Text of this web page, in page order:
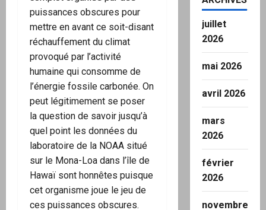
puissances obscures pour
mettre en avant ce soit-disant
réchauffement du climat
provoqué par l’activité
humaine qui consomme de
l’énergie fossile carbonée. On
peut légitimement se poser
la question de savoir jusqu’à
quel point les données du
laboratoire de la NOAA situé
sur le Mona-Loa dans l’île de
Hawaï sont honnêtes puisque
cet organisme joue le jeu de
ces puissances obscures.
juillet
2026
mai 2026
avril 2026
mars
2026
février
2026
novembre